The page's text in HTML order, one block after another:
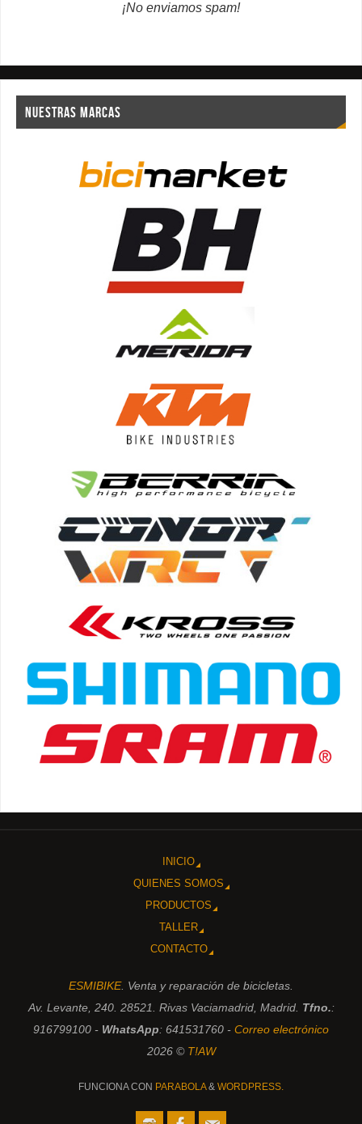
¡No enviamos spam!
NUESTRAS MARCAS
INICIO
QUIENES SOMOS
PRODUCTOS
TALLER
CONTACTO
ESMIBIKE. Venta y reparación de bicicletas.
Av. Levante, 240. 28521. Rivas Vaciamadrid, Madrid. Tfno.:
916799100 - WhatsApp: 641531760 - Correo electrónico
2026 © T!AW
FUNCIONA CON PARABOLA& WORDPRESS.